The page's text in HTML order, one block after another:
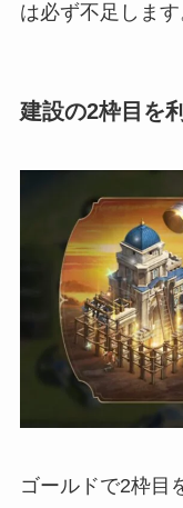
は必ず不足します
建設の2枠目を
ゴールドで2枠目